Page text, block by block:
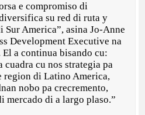
e compromiso di
su red di ruta y
Sur America”, asina Jo-Anne
Development Executive na
a continua bisando cu:
cuadra cu nos strategia pa
region di Latino America,
nobo pa crecremento,
mercado di a largo plaso.”